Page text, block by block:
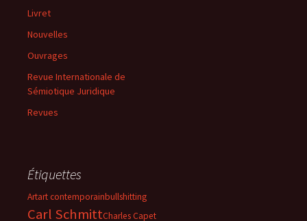
Livret
Nouvelles
Ouvrages
Revue Internationale de
Sémiotique Juridique
Revues
Étiquettes
Artart contemporainbullshitting
Carl SchmittCharles Capet